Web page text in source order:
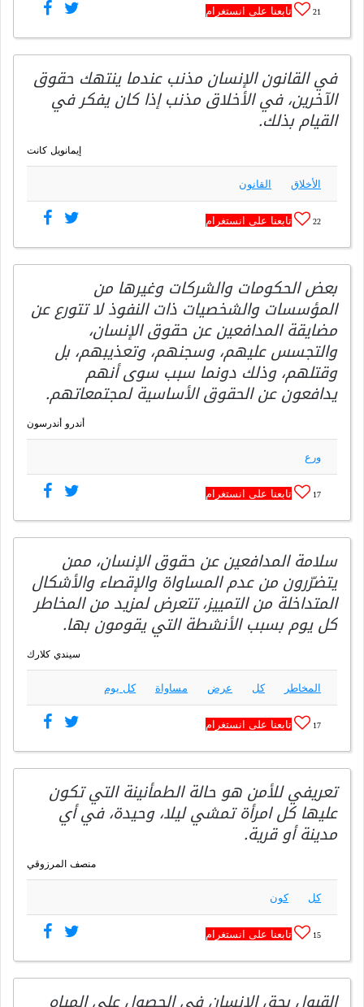
21 تابعنا على انستغرام
في القانون الإنسان مذنب عندما ينتهك حقوق
الآخرين، في الأخلاق مذنب إذا كان يفكر في
القيام بذلك.
إيمانويل كانت
الأخلاق القانون
22 تابعنا على انستغرام
بعض الحكومات والشركات وغيرها من
المؤسسات والشخصيات ذات النفوذ لا تتورع عن
مضايقة المدافعين عن حقوق الإنسان،
والتجسس عليهم، وسجنهم، وتعذيبهم، بل
وقتلهم، وذلك دونما سبب سوى أنهم
يدافعون عن الحقوق الأساسية لمجتمعاتهم.
أندرو أندرسون
ورع
17 تابعنا على انستغرام
سلامة المدافعين عن حقوق الإنسان، ممن
يتضرّرون من عدم المساواة والإقصاء والأشكال
المتداخلة من التمييز، تتعرض لمزيد من المخاطر
كل يوم بسبب الأنشطة التي يقومون بها.
سيندي كلارك
المخاطر كل عرض مساواة كل يوم
17 تابعنا على انستغرام
تعريفي للأمن هو حالة الطمأنينة التي تكون
عليها كل امرأة تمشي ليلا، وحيدة، في أي
مدينة أو قرية.
منصف المرزوقي
كل كون
15 تابعنا على انستغرام